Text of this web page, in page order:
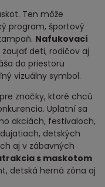
Ten môže
program, športový
Nafukovací
deti, rodičov aj
do priestoru
vizuálny symbol.
značky, ktoré chcú
Uplatní sa
akciách, festivaloch,
detských
aj v zábavných
s maskotom
detská herná zóna aj